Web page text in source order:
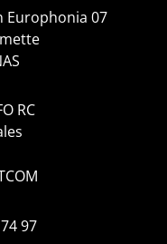
Europhonia 07
RC
97